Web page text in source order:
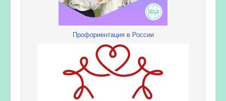
Профориентация в России